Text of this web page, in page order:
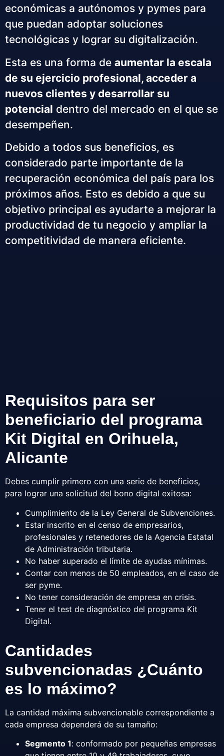
económicas a autónomos y pymes para
que puedan adoptar soluciones
tecnológicas y lograr su digitalización.
Esta es una forma de aumentar la escala
de su ejercicio profesional, acceder a
nuevos clientes y desarrollar su
potencial dentro del mercado en el que se
desempeñen.
Debido a todos sus beneficios, es
considerado parte importante de la
recuperación económica del país para los
próximos años. Esto es debido a que su
objetivo principal es ayudarte a mejorar la
productividad de tu negocio y ampliar la
competitividad de manera eficiente.
Requisitos para ser
beneficiario del programa
Kit Digital en Orihuela,
Alicante
Debes cumplir primero con una serie de beneficios,
para lograr una solicitud del bono digital exitosa:
Cumplimiento de la Ley General de Subvenciones.
Estar inscrito en el censo de empresarios,
profesionales y retenedores de la Agencia Estatal
de Administración tributaria.
No haber superado el límite de ayudas mínimas.
Contar con menos de 50 empleados, en el caso de
ser pyme.
No tener consideración de empresa en crisis.
Tener el test de diagnóstico del programa Kit
Digital.
Cantidades
subvencionadas ¿Cuánto
es lo máximo?
La cantidad máxima subvencionable correspondiente a
cada empresa dependerá de su tamaño:
Segmento 1: conformado por pequeñas empresas